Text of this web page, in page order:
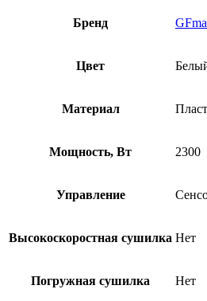
Бренд
Цвет
Материал
Мощность, Вт 2300
Управление
Высокоскоростная сушилка Нет
Погружная сушилка Нет